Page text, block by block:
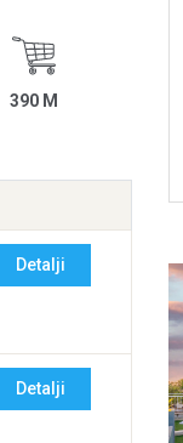
390 M
Detalji
Detalji